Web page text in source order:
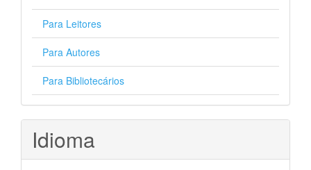
Para Leitores
Para Autores
Para Bibliotecários
Idioma